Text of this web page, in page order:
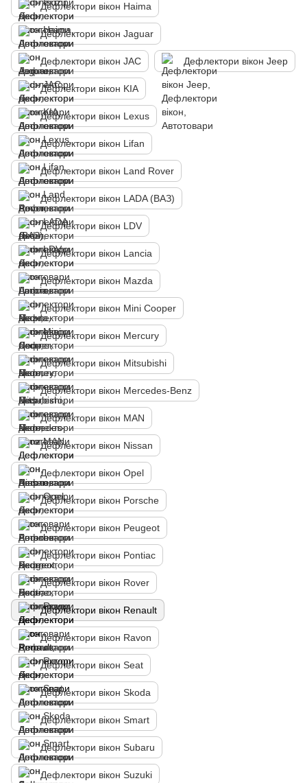
Дефлектори вікон Haima
Дефлектори вікон Jaguar
Дефлектори вікон JAC Дефлектори вікон Jeep
Дефлектори вікон KIA
Дефлектори вікон Lexus
Дефлектори вікон Lifan
Дефлектори вікон Land Rover
Дефлектори вікон LADA (ВАЗ)
Дефлектори вікон LDV
Дефлектори вікон Lancia
Дефлектори вікон Mazda
Дефлектори вікон Mini Cooper
Дефлектори вікон Mercury
Дефлектори вікон Mitsubishi
Дефлектори вікон Mercedes-Benz
Дефлектори вікон MAN
Дефлектори вікон Nissan
Дефлектори вікон Opel
Дефлектори вікон Porsche
Дефлектори вікон Peugeot
Дефлектори вікон Pontiac
Дефлектори вікон Rover
Дефлектори вікон Renault
Дефлектори вікон Ravon
Дефлектори вікон Seat
Дефлектори вікон Skoda
Дефлектори вікон Smart
Дефлектори вікон Subaru
Дефлектори вікон Suzuki